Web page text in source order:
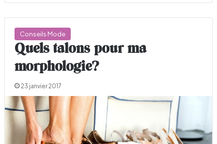
Conseils Mode
Quels talons pour ma
morphologie?
23 janvier 2017